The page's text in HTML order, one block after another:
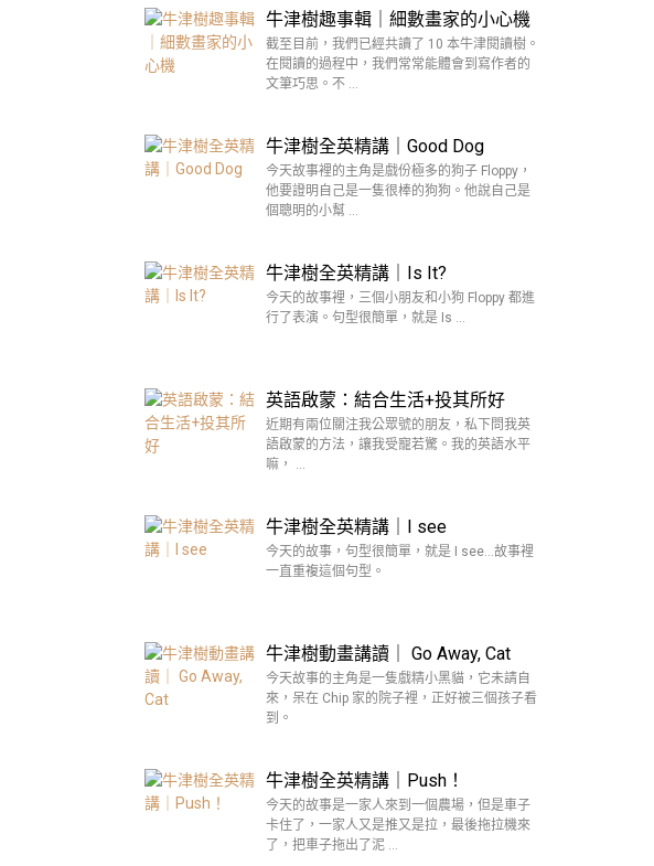
牛津樹趣事輯｜細數畫家的小心機
截至目前，我們已經共讀了 10 本牛津閱讀樹。
在閱讀的過程中，我們常常能體會到寫作者的
文筆巧思。不 …
牛津樹全英精講｜Good Dog
今天故事裡的主角是戲份極多的狗子 Floppy，
他要證明自己是一隻很棒的狗狗。他說自己是
個聰明的小幫 …
牛津樹全英精講｜Is It?
今天的故事裡，三個小朋友和小狗 Floppy 都進
行了表演。句型很簡單，就是 Is …
英語啟蒙：結合生活+投其所好
近期有兩位關注我公眾號的朋友，私下問我英
語啟蒙的方法，讓我受寵若驚。我的英語水平
嘛， …
牛津樹全英精講｜I see
今天的故事，句型很簡單，就是 I see…故事裡
一直重複這個句型。
牛津樹動畫講讀｜ Go Away, Cat
今天故事的主角是一隻戲精小黑貓，它未請自
來，呆在 Chip 家的院子裡，正好被三個孩子看
到。
牛津樹全英精講｜Push！
今天的故事是一家人來到一個農場，但是車子
卡住了，一家人又是推又是拉，最後拖拉機來
了，把車子拖出了泥 …